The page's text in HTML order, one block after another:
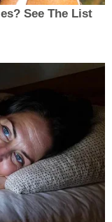
See The List